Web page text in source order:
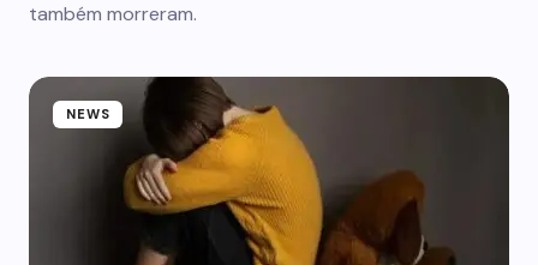
também morreram.
NEWS